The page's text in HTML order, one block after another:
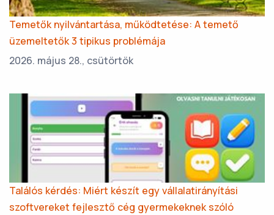
Temetők nyilvántartása, működtetése: A temető
üzemeltetők 3 tipikus problémája
2026. május 28., csütörtök
Találós kérdés: Miért készít egy vállalatirányítási
szoftvereket fejlesztő cég gyermekeknek szóló